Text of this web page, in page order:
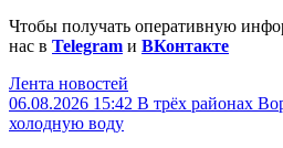
Чтобы получать оперативную
нас в Telegram и ВКонтакте
Лента новостей
06.08.2026 15:42 В трёх районах
холодную воду